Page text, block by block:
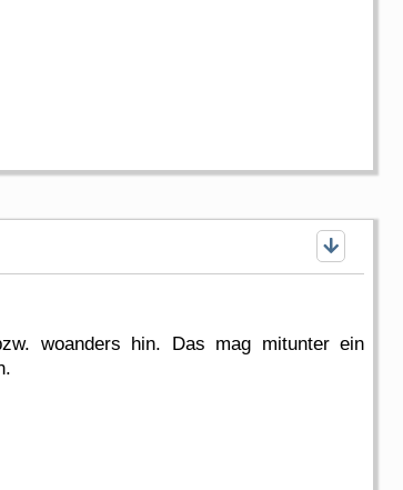
woanders hin. Das mag mitunter ein